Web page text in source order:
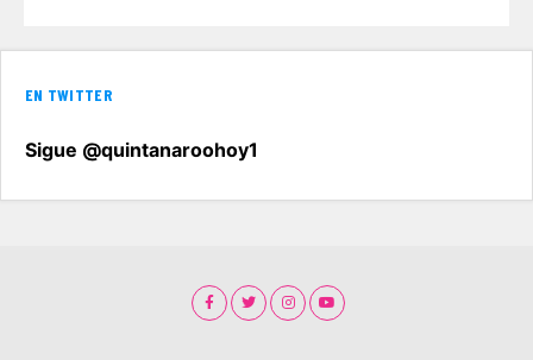
EN TWITTER
Sigue @quintanaroohoy1